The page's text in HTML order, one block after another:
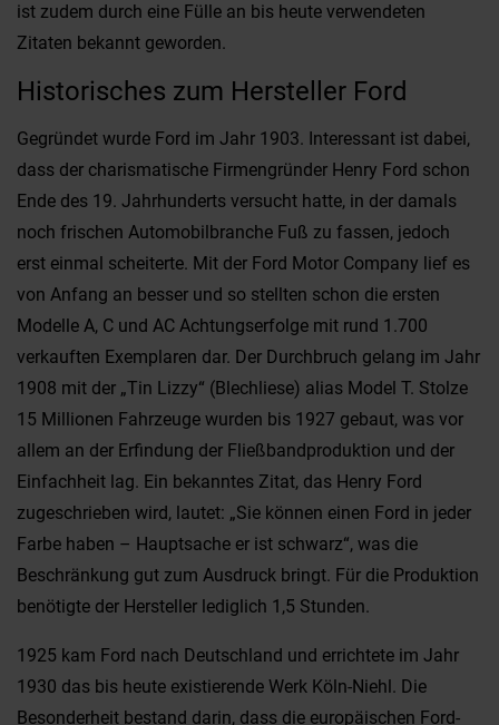
ist zudem durch eine Fülle an bis heute verwendeten
Zitaten bekannt geworden.
Historisches zum Hersteller Ford
Gegründet wurde Ford im Jahr 1903. Interessant ist dabei,
dass der charismatische Firmengründer Henry Ford schon
Ende des 19. Jahrhunderts versucht hatte, in der damals
noch frischen Automobilbranche Fuß zu fassen, jedoch
erst einmal scheiterte. Mit der Ford Motor Company lief es
von Anfang an besser und so stellten schon die ersten
Modelle A, C und AC Achtungserfolge mit rund 1.700
verkauften Exemplaren dar. Der Durchbruch gelang im Jahr
1908 mit der „Tin Lizzy“ (Blechliese) alias Model T. Stolze
15 Millionen Fahrzeuge wurden bis 1927 gebaut, was vor
allem an der Erfindung der Fließbandproduktion und der
Einfachheit lag. Ein bekanntes Zitat, das Henry Ford
zugeschrieben wird, lautet: „Sie können einen Ford in jeder
Farbe haben – Hauptsache er ist schwarz“, was die
Beschränkung gut zum Ausdruck bringt. Für die Produktion
benötigte der Hersteller lediglich 1,5 Stunden.
1925 kam Ford nach Deutschland und errichtete im Jahr
1930 das bis heute existierende Werk Köln-Niehl. Die
Besonderheit bestand darin, dass die europäischen Ford-